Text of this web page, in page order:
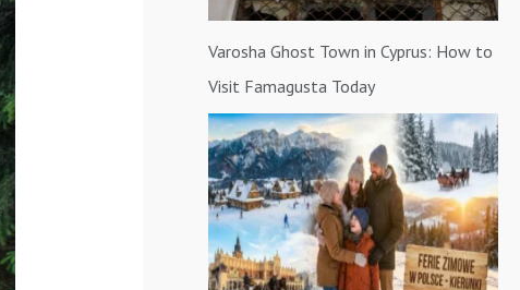
Varosha Ghost Town in Cyprus: How to
Visit Famagusta Today